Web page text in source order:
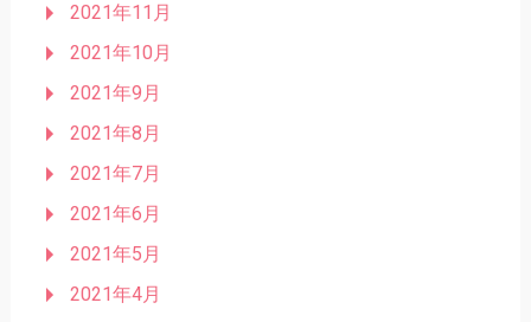
2021年11月
2021年10月
2021年9月
2021年8月
2021年7月
2021年6月
2021年5月
2021年4月